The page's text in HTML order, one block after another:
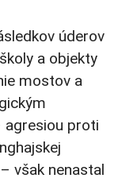
úderov
a objekty
mostov a
proti
však nenastal